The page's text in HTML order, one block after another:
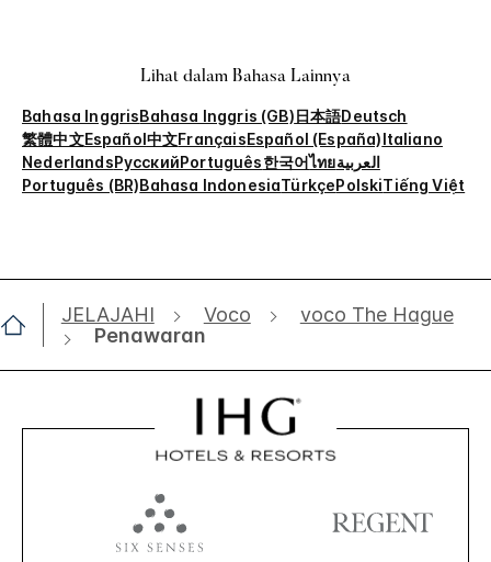
Lihat dalam Bahasa Lainnya
Bahasa InggrisBahasa Inggris (GB)日本語Deutsch
繁體中文Español中文FrançaisEspañol (España)Italiano
NederlandsРусскийPortuguês한국어ไทยالعربية
Português (BR)Bahasa IndonesiaTürkçePolskiTiếng Việt
JELAJAHI Voco
voco The Hague
Penawaran